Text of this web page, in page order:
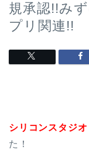
規承認!!み
プリ関連!!
シリコンスタジ
た！